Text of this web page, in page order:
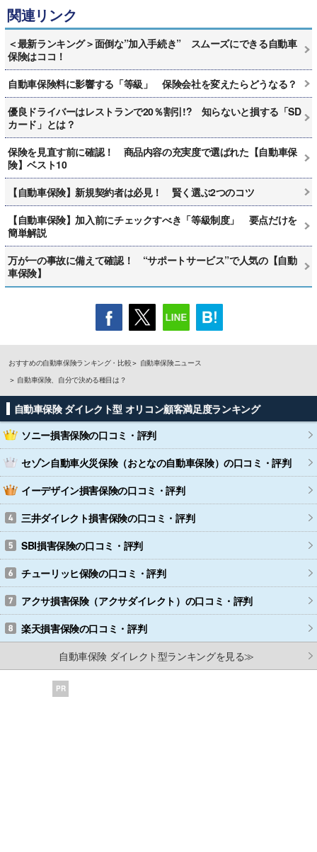
関連リンク
＜最新ランキング＞面倒な”加入手続き” スムーズにできる自動車
保険はココ！
自動車保険料に影響する「等級」 保険会社を変えたらどうなる？
優良ドライバーはレストランで20％割引!? 知らないと損する「SD
カード」とは？
保険を見直す前に確認！ 商品内容の充実度で選ばれた【自動車保
険】ベスト10
【自動車保険】新規契約者は必見！ 賢く選ぶ2つのコツ
【自動車保険】加入前にチェックすべき「等級制度」 要点だけを
簡単解説
万が一の事故に備えて確認！ “サポートサービス”で人気の【自動
車保険】
おすすめの自動車保険ランキング・比較
自動車保険ニュース
自動車保険、自分で決める種目は？
自動車保険 ダイレクト型 オリコン顧客満足度ランキング
ソニー損害保険の口コミ・評判
セゾン自動車火災保険（おとなの自動車保険）の口コミ・評判
イーデザイン損害保険の口コミ・評判
三井ダイレクト損害保険の口コミ・評判
SBI損害保険の口コミ・評判
チューリッヒ保険の口コミ・評判
アクサ損害保険（アクサダイレクト） の口コミ・評判
楽天損害保険の口コミ・評判
自動車保険 ダイレクト型ランキングを見る≫
PR